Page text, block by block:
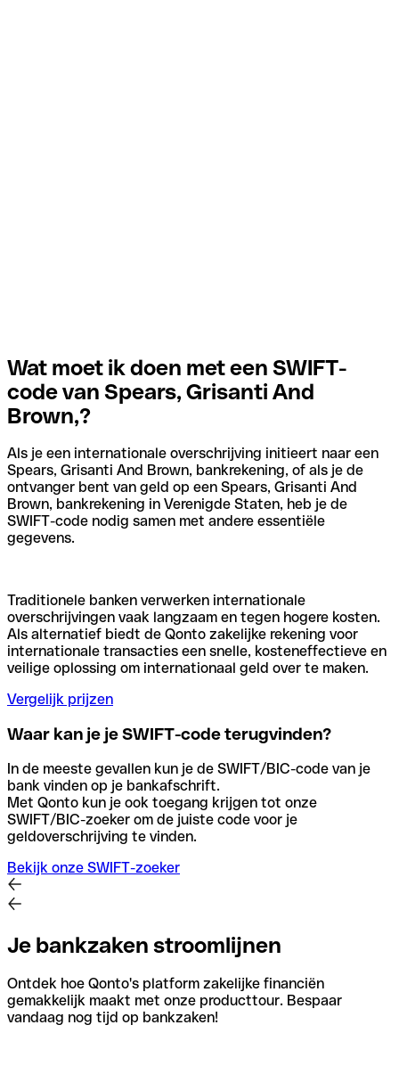
Wat moet ik doen met een SWIFT-
code van Spears, Grisanti And
Brown,?
Als je een internationale overschrijving initieert naar een
Spears, Grisanti And Brown, bankrekening, of als je de
ontvanger bent van geld op een Spears, Grisanti And
Brown, bankrekening in Verenigde Staten, heb je de
SWIFT-code nodig samen met andere essentiële
gegevens.
Traditionele banken verwerken internationale
overschrijvingen vaak langzaam en tegen hogere kosten.
Als alternatief biedt de Qonto zakelijke rekening voor
internationale transacties een snelle, kosteneffectieve en
veilige oplossing om internationaal geld over te maken.
Vergelijk prijzen
Waar kan je je SWIFT-code terugvinden?
In de meeste gevallen kun je de SWIFT/BIC-code van je
bank vinden op je bankafschrift.
Met Qonto kun je ook toegang krijgen tot onze
SWIFT/BIC-zoeker om de juiste code voor je
geldoverschrijving te vinden.
Bekijk onze SWIFT-zoeker
Je bankzaken stroomlijnen
Ontdek hoe Qonto's platform zakelijke financiën
gemakkelijk maakt met onze producttour. Bespaar
vandaag nog tijd op bankzaken!